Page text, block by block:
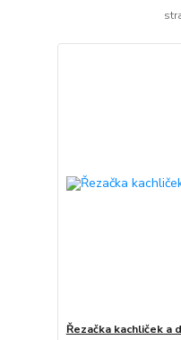
Řezačka kachliček a